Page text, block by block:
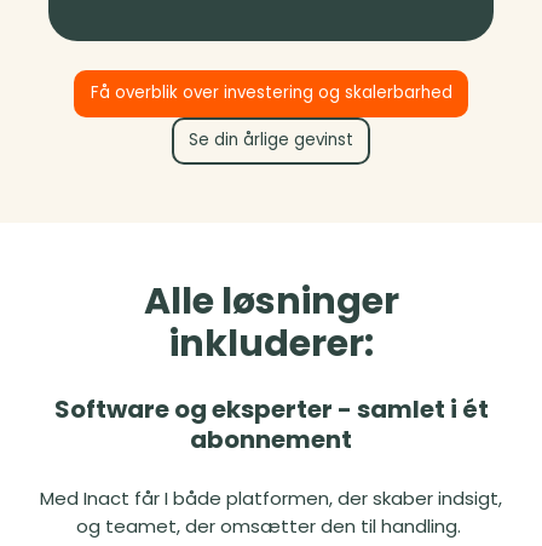
Få overblik over investering og skalerbarhed
Se din årlige gevinst
Alle løsninger
inkluderer:
Software og eksperter - samlet i ét
abonnement
Med Inact får I både platformen, der skaber indsigt,
og teamet, der omsætter den til handling.